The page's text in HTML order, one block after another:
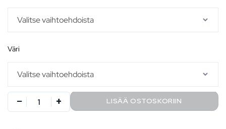
väri
LISÄÄ OSTOSKORIIN